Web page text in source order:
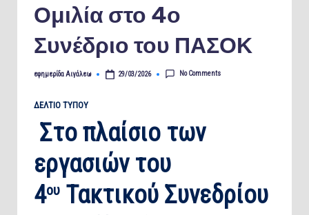
Ομιλία στο 4ο
Συνέδριο του ΠΑΣΟΚ
Posted
εφημερίδα Αιγάλεω 29/03/2026 No Comments
ΔΕΛΤΙΟ ΤΥΠΟΥ
Στο πλαίσιο των
εργασιών του
4ου Τακτικού Συνεδρίου